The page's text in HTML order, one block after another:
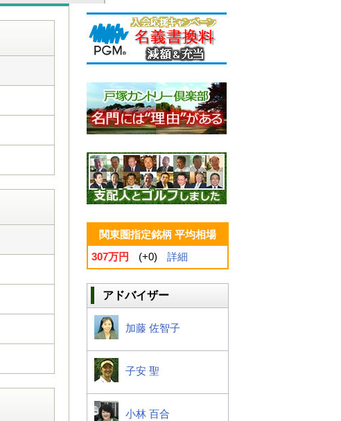
関東圏指定銘柄 平均相場
307万円
(+0) 詳細
アドバイザー
加藤 佐智子
子安 聖
小林 百合